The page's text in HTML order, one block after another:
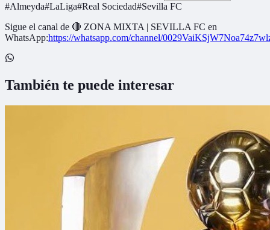
#Almeyda#LaLiga#Real Sociedad#Sevilla FC
Sigue el canal de 🔴 ZONA MIXTA | SEVILLA FC en
WhatsApp:https://whatsapp.com/channel/
También te puede interesar